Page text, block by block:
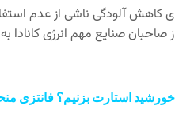
کاهش آلودگی ناشی از عدم
صنایع مهم انرژی کانادا به
خورشید استارت بزنیم؟